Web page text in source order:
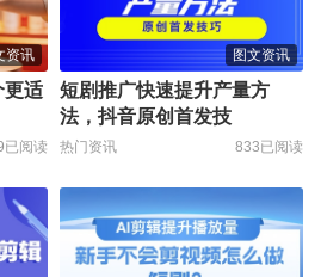
资讯
更适
已阅读
图文资讯
短剧推广快速提升产量方
法，抖音原创首发技
热门资讯 833已阅读